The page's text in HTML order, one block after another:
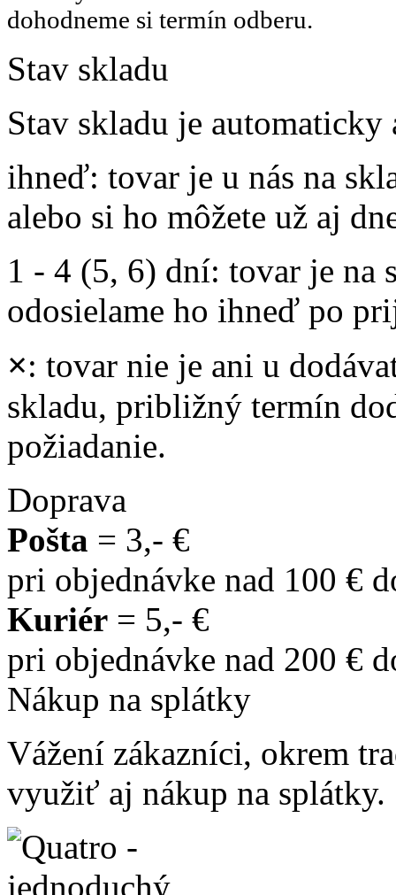
dohodneme si termín odberu.
Stav skladu
Stav skladu je
ihneď: tovar je u nás na
alebo si ho môžete už aj
1 - 4 (5, 6) dní: tovar je na
odosielame ho ihneď po
×: tovar nie je ani u
skladu, približný termín
požiadanie.
Doprava
Pošta = 3,- €
pri objednávke nad 100 €
Kuriér = 5,- €
pri objednávke nad 200 €
Nákup na splátky
Vážení zákazníci, okrem
využiť aj nákup na splátky.